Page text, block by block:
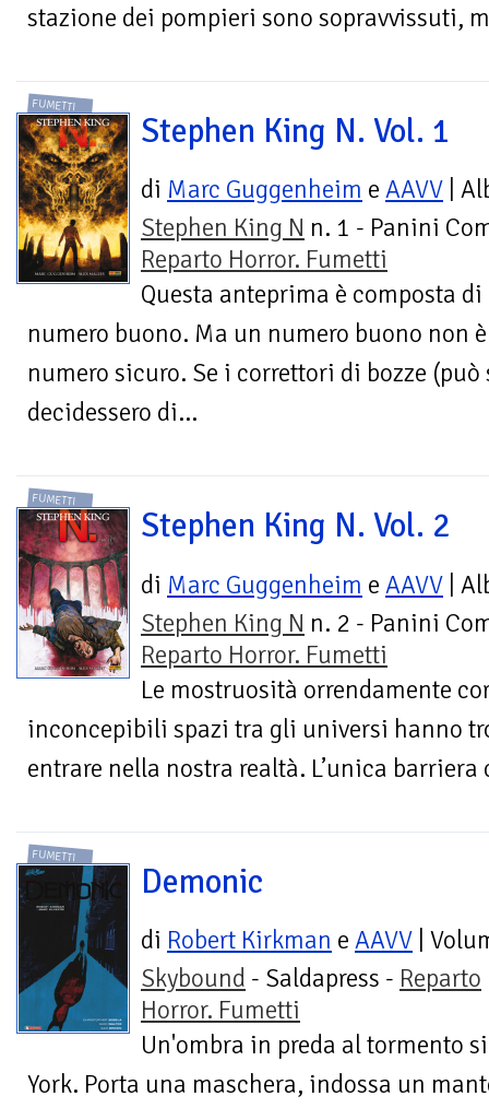
stazione dei pompieri sono sopravvissuti,
FUMETTI
Stephen King N. Vol. 1
di Marc Guggenheim e AAVV |
Stephen King N n. 1 - Panini
Reparto Horror. Fumetti
Questa anteprima è composta
numero buono. Ma un numero buono non
numero sicuro. Se i correttori di bozze (può
decidessero di...
FUMETTI
Stephen King N. Vol. 2
di Marc Guggenheim e AAVV |
Stephen King N n. 2 - Panini
Reparto Horror. Fumetti
Le mostruosità orrendamente
inconcepibili spazi tra gli universi hanno
entrare nella nostra realtà. L’unica
FUMETTI
Demonic
di Robert Kirkman e AAVV |
Skybound - Saldapress - Reparto
Horror. Fumetti
Un'ombra in preda al tormento
York. Porta una maschera, indossa un